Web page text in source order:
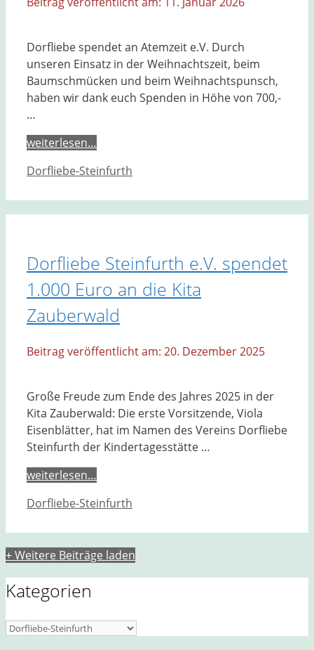
Dorfliebe spendet an Atemzeit e.V. Durch
unseren Einsatz in der Weihnachtszeit, beim
Baumschmücken und beim Weihnachtspunsch,
haben wir dank euch Spenden in Höhe von 700,-
…
weiterlesen…
Kategorien
Dorfliebe-Steinfurth
Dorfliebe Steinfurth e.V. spendet
1.000 Euro an die Kita
Zauberwald
20. Dezember 2025
Große Freude zum Ende des Jahres 2025 in der
Kita Zauberwald: Die erste Vorsitzende, Viola
Eisenblätter, hat im Namen des Vereins Dorfliebe
Steinfurth der Kindertagesstätte …
weiterlesen…
Kategorien
Dorfliebe-Steinfurth
+ Weitere Beiträge laden
Kategorien
Kategorien